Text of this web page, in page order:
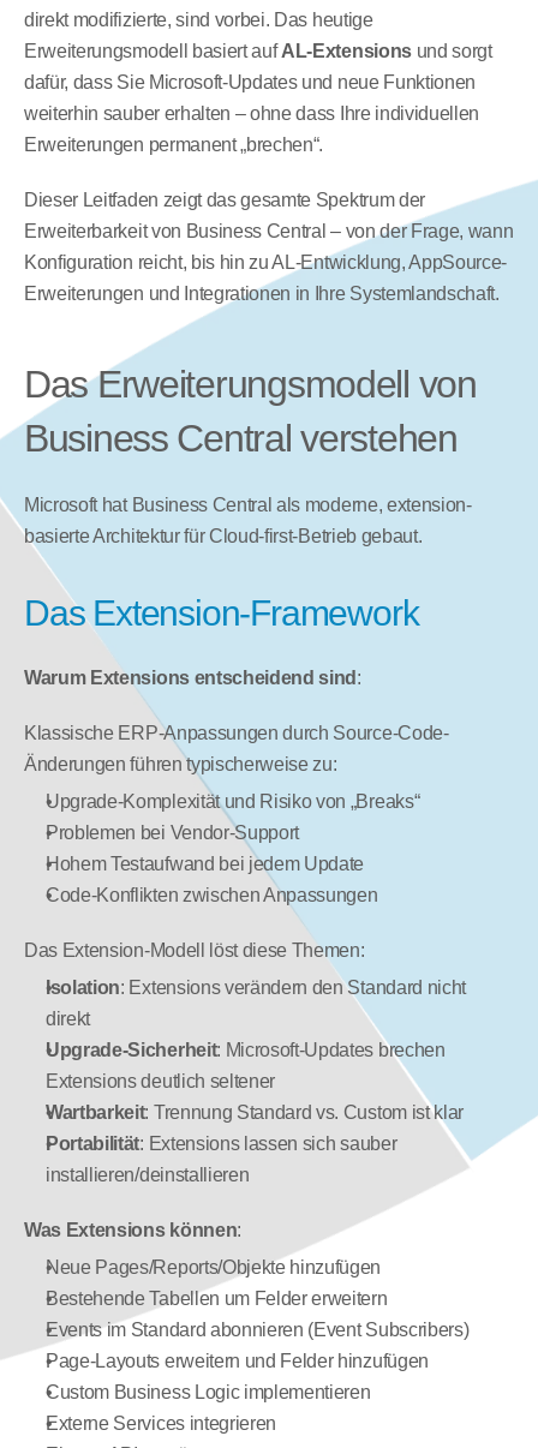
direkt modifizierte, sind vorbei. Das heutige
Erweiterungsmodell basiert auf AL-Extensions und sorgt
dafür, dass Sie Microsoft-Updates und neue Funktionen
weiterhin sauber erhalten – ohne dass Ihre individuellen
Erweiterungen permanent „brechen“.
Dieser Leitfaden zeigt das gesamte Spektrum der
Erweiterbarkeit von Business Central – von der Frage, wann
Konfiguration reicht, bis hin zu AL-Entwicklung, AppSource-
Erweiterungen und Integrationen in Ihre Systemlandschaft.
Das Erweiterungsmodell von
Business Central verstehen
Microsoft hat Business Central als moderne, extension-
basierte Architektur für Cloud-first-Betrieb gebaut.
Das Extension-Framework
Warum Extensions entscheidend sind :
Klassische ERP-Anpassungen durch Source-Code-
Änderungen führen typischerweise zu:
Upgrade-Komplexität und Risiko von „Breaks“
Problemen bei Vendor-Support
Hohem Testaufwand bei jedem Update
Code-Konflikten zwischen Anpassungen
Das Extension-Modell löst diese Themen:
Isolation: Extensions verändern den Standard nicht
direkt
Upgrade-Sicherheit: Microsoft-Updates brechen
Extensions deutlich seltener
Wartbarkeit: Trennung Standard vs. Custom ist klar
Portabilität: Extensions lassen sich sauber
installieren/deinstallieren
Was Extensions können:
Neue Pages/Reports/Objekte hinzufügen
Bestehende Tabellen um Felder erweitern
Events im Standard abonnieren (Event Subscribers)
Page-Layouts erweitern und Felder hinzufügen
Custom Business Logic implementieren
Externe Services integrieren